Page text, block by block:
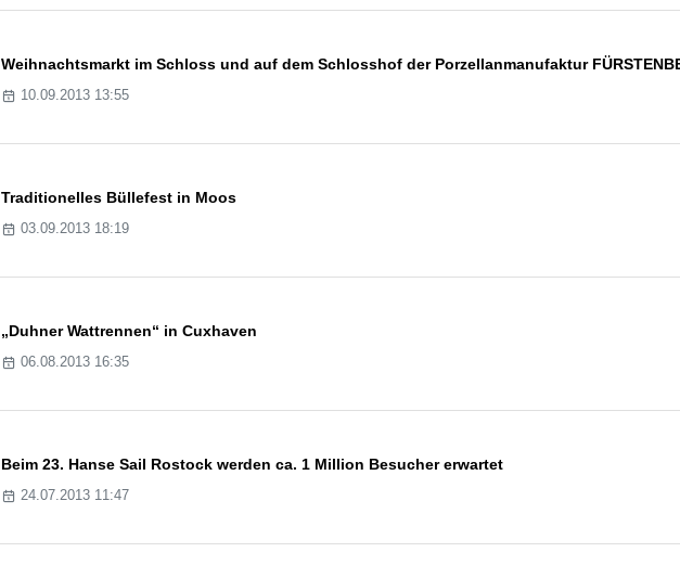
Weihnachtsmarkt im Schloss und auf dem Schlosshof der Porzellanmanufaktur
10.09.2013 13:55
Traditionelles Büllefest in Moos
03.09.2013 18:19
„Duhner Wattrennen“ in Cuxhaven
06.08.2013 16:35
Beim 23. Hanse Sail Rostock werden ca. 1 Million Besucher erwartet
24.07.2013 11:47